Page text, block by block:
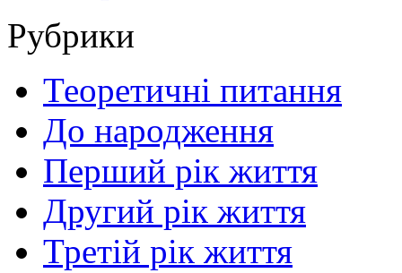
Рубрики
Теоретичні питання
До народження
Перший рік життя
Другий рік життя
Третій рік життя